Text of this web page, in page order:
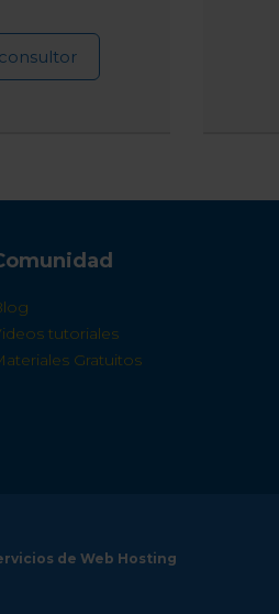
tutoriales
Gratuitos
de Web Hosting